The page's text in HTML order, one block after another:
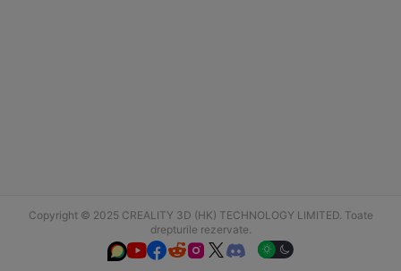
Copyright © 2025 CREALITY 3D (HK) TECHNOLOGY LIMITED. Toate
drepturile rezervate.
  